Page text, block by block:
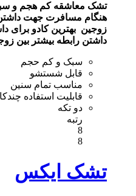
تشک معاشقه کم هجم و
هنگام مسافرت جهت
زوجین بهترین کادو برای
داشتن رابطه بیشتر بین
سبک و کم حجم
قابل شستشو
مناسب تمام سنین
قابلیت استفاده
دو تکه
رتبه
8
8
تشک ایکس